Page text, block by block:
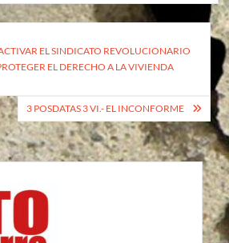
EL SINDICATO REVOLUCIONARIO
EL DERECHO A LA VIVIENDA
3 POSDATAS 3 VI.- EL INCONFORME